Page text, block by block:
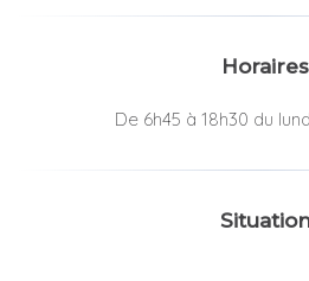
Horaires
De 6h45 à 18h30 du